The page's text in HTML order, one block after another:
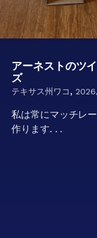
アーネストのツ
ズ
テキサス州ワコ,
私は常にマッチレ
作ります. . .